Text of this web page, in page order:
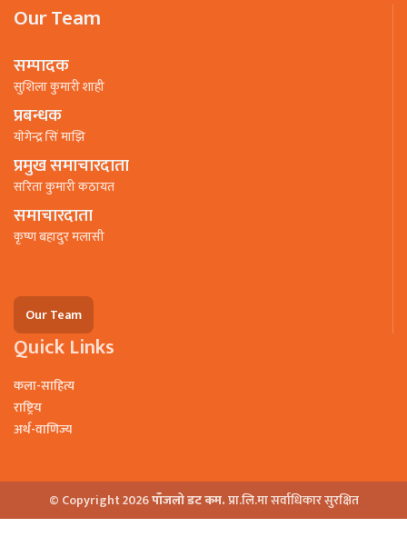
Our Team
सम्पादक
सुशिला कुमारी शाही
प्रबन्धक
याेगेन्द्र सिं माझि
प्रमुख समाचारदाता
सरिता कुमारी कठायत
समाचारदाता
कृष्ण बहादुर मलासी
Our Team
Quick Links
कला-साहित्य
राष्ट्रिय
अर्थ-वाणिज्य
© Copyright 2026पाँजलो डट कम.प्रा.लि.मा सर्वाधिकार सुरक्षित